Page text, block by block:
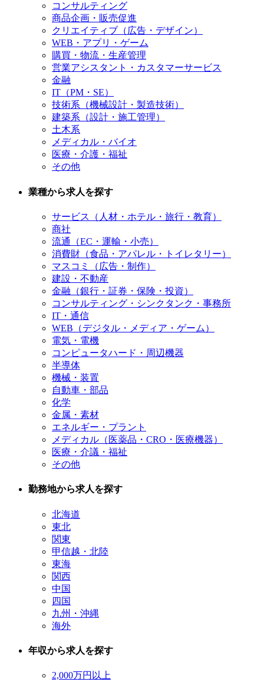
コンサルティング
商品企画・販売促進
クリエイティブ（広告・デザイン）
WEB・アプリ・ゲーム
購買・物流・生産管理
営業アシスタント・カスタマーサービス
金融
IT（PM・SE）
技術系（機械設計・製造技術）
建築系（設計・施工管理）
土木系
メディカル・バイオ
医療・介護・福祉
その他
業種から求人を探す
サービス（人材・ホテル・旅行・教育）
商社
流通（EC・運輸・小売）
消費財（食品・アパレル・トイレタリー）
マスコミ（広告・制作）
建設・不動産
金融（銀行・証券・保険・投資）
コンサルティング・シンクタンク・事務所
IT・通信
WEB（デジタル・メディア・ゲーム）
電気・電機
コンピュータハード・周辺機器
半導体
機械・装置
自動車・部品
化学
金属・素材
エネルギー・プラント
メディカル（医薬品・CRO・医療機器）
医療・介議・福祉
その他
勤務地から求人を探す
北海道
東北
関東
甲信越・北陸
東海
関西
中国
四国
九州・沖縄
海外
年収から求人を探す
2,000万円以上